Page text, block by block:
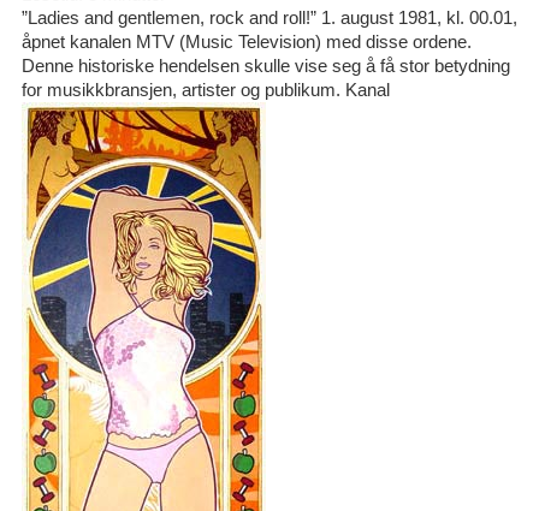
”Ladies and gentlemen, rock and roll!” 1. august 1981, kl. 00.01,
åpnet kanalen MTV (Music Television) med disse ordene.
Denne historiske hendelsen skulle vise seg å få stor betydning
for musikkbransjen, artister og publikum. Kanal